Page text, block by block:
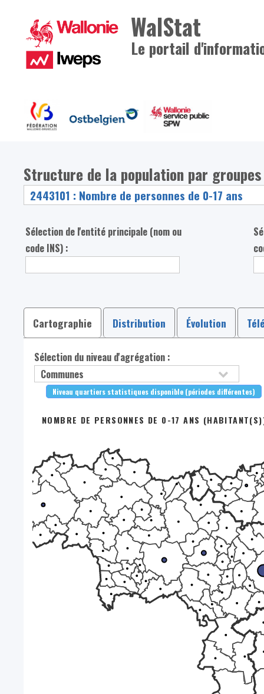
WalStat
Le portail
Structure de la population par
Sélection de l'entité principale (nom ou
code INS) :
Cartographie Distribution Évolution
Sélection du niveau d'agrégation :
Niveau quartiers statistiques disponible (périodes différentes)
NOMBRE DE PERSONNES DE 0-17 ANS